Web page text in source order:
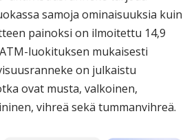
samoja ominaisuuksia kuin
painoksi on ilmoitettu 14,9
luokituksen mukaisesti
on julkaistu
ovat musta, valkoinen,
vihreä sekä tummanvihreä.